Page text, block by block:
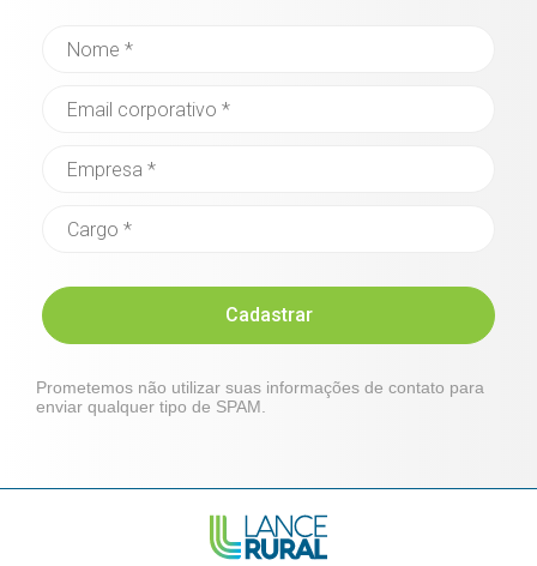
Cadastrar
Prometemos não utilizar suas informações de contato para
enviar qualquer tipo de SPAM.